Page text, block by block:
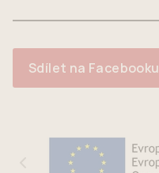
Sdílet na Facebooku